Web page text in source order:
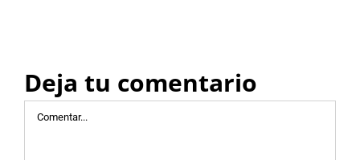
Deja tu comentario
Comentar